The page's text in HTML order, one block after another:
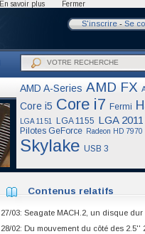
S'inscrire- Se
AMD A-Series AMD FX
Core i5 Core i7 Fermi
LGA 1151 LGA 1155 LGA 2011
Pilotes GeForce Radeon HD 7970
Skylake USB 3
Contenus relatifs
27/03: Seagate MACH.2, un disque dur
28/02: Du mouvement du côté des 2.5''
En savoir plus Fermer